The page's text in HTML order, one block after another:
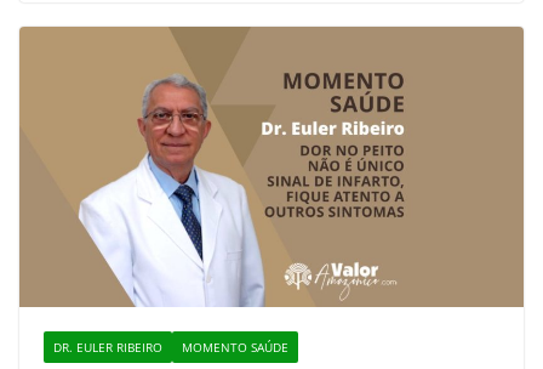
DR. EULER RIBEIRO MOMENTO SAÚDE